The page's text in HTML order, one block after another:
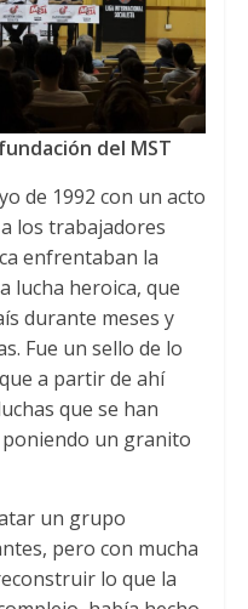
del MST
de 1992 con un acto
los trabajadores
enfrentaban la
lucha heroica, que
durante meses y
Fue un sello de lo
a partir de ahí
que se han
un granito
un grupo
pero con mucha
lo que la